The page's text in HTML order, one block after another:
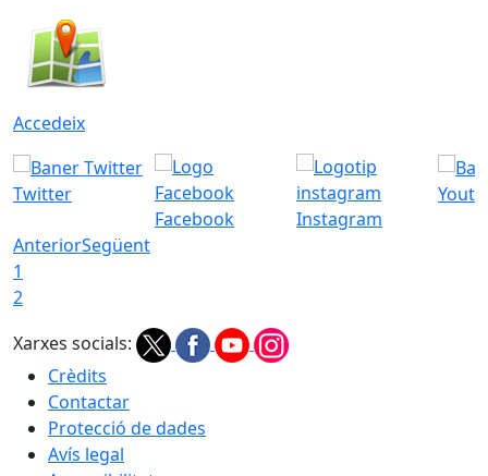
Accedeix
Twitter
Facebook
Instagram
AnteriorSegüent
1
2
Xarxes socials:
Crèdits
Contactar
Protecció de dades
Avís legal